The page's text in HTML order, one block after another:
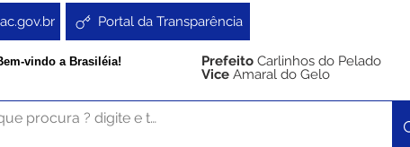
Portal da Transparência
vindo a Brasiléia! Prefeito Carlinhos do Pelado
Vice Amaral do Gelo